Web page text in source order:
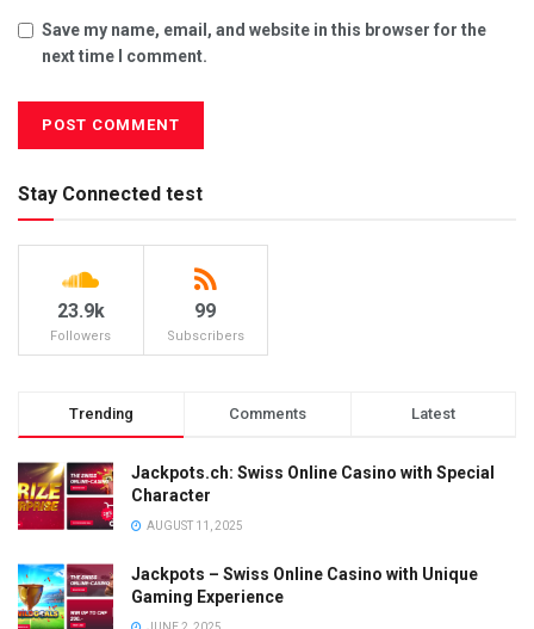
Save my name, email, and website in this browser for the
next time I comment.
Stay Connected test
23.9k
Followers
99
Subscribers
Trending Comments Latest
Jackpots.ch: Swiss Online Casino with Special
Character
AUGUST 11, 2025
Jackpots – Swiss Online Casino with Unique
Gaming Experience